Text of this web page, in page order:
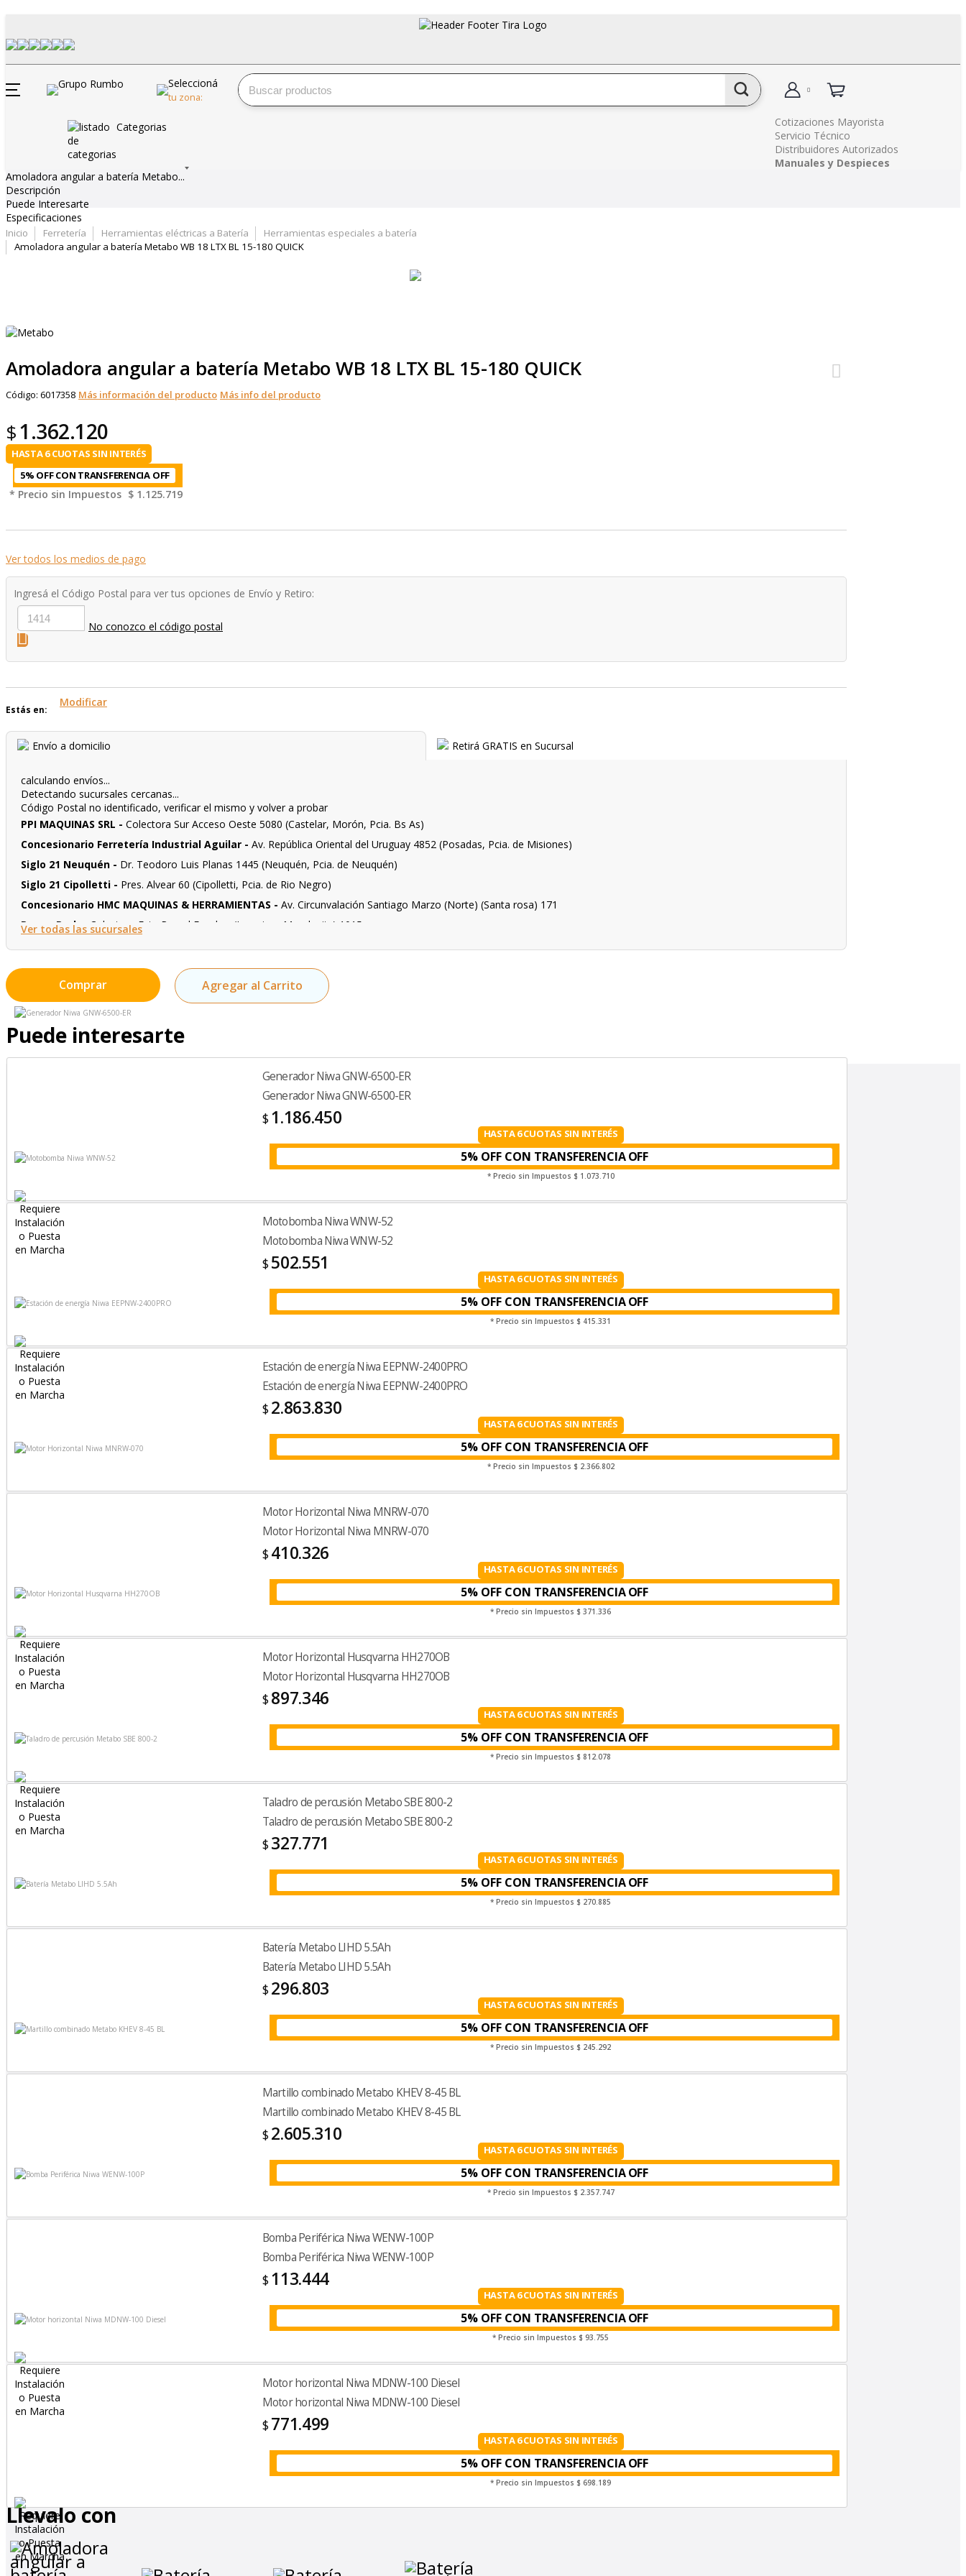
Seleccioná
tu zona:
Categorias
Cotizaciones Mayorista
Servicio Técnico
Distribuidores Autorizados
Manuales y Despieces
Amoladora angular a batería Metabo...
Descripción
Puede Interesarte
Especificaciones
Inicio Ferretería Herramientas eléctricas a Batería
Herramientas especiales a batería
Amoladora angular a batería Metabo WB 18 LTX BL 15-180 QUICK
Amoladora angular a batería Metabo WB 18 LTX BL 15-180 QUICK
Código: 6017358 Más información del producto Más info del producto
$1.362.120
HASTA 6 CUOTAS SIN INTERÉS
5% OFF CON TRANSFERENCIA
* Precio sin Impuestos $ 1.125.719
Ver todos los medios de pago
Ingresá el Código Postal para ver tus opciones de Envío y Retiro:
No conozco el código postal
Estás en:
Modificar
Envío a domicilio Retirá GRATIS en Sucursal
calculando envíos...
Detectando sucursales cercanas...
Código Postal no identificado, verificar el mismo y volver a probar
PPI MAQUINAS SRL - Colectora Sur Acceso Oeste 5080 (Castelar, Morón, Pcia. Bs As)
Concesionario Ferretería Industrial Aguilar - Av. República Oriental del Uruguay 4852 (Posadas, Pcia. de Misiones)
Siglo 21 Neuquén - Dr. Teodoro Luis Planas 1445 (Neuquén, Pcia. de Neuquén)
Siglo 21 Cipolletti - Pres. Alvear 60 (Cipolletti, Pcia. de Rio Negro)
Concesionario HMC MAQUINAS & HERRAMIENTAS - Av. Circunvalación Santiago Marzo (Norte) (Santa rosa) 171
Power Park - Colectora Este Ramal Escobar (Ingeniero Maschwitz) 1015
Ver todas las sucursales
Comprar Agregar al Carrito
Puede interesarte
Generador Niwa GNW-6500-ER
Generador Niwa GNW-6500-ER
$ 1.186.450
HASTA 6 CUOTAS SIN INTERÉS
5% OFF CON TRANSFERENCIA
* Precio sin Impuestos $ 1.073.710
Motobomba Niwa WNW-52
Motobomba Niwa WNW-52
$ 502.551
HASTA 6 CUOTAS SIN INTERÉS
5% OFF CON TRANSFERENCIA
* Precio sin Impuestos $ 415.331
Estación de energía Niwa EEPNW-2400PRO
Estación de energía Niwa EEPNW-2400PRO
$ 2.863.830
HASTA 6 CUOTAS SIN INTERÉS
5% OFF CON TRANSFERENCIA
* Precio sin Impuestos $ 2.366.802
Motor Horizontal Niwa MNRW-070
Motor Horizontal Niwa MNRW-070
$ 410.326
HASTA 6 CUOTAS SIN INTERÉS
5% OFF CON TRANSFERENCIA
* Precio sin Impuestos $ 371.336
Motor Horizontal Husqvarna HH270OB
Motor Horizontal Husqvarna HH270OB
$ 897.346
HASTA 6 CUOTAS SIN INTERÉS
5% OFF CON TRANSFERENCIA
* Precio sin Impuestos $ 812.078
Taladro de percusión Metabo SBE 800-2
Taladro de percusión Metabo SBE 800-2
$ 327.771
HASTA 6 CUOTAS SIN INTERÉS
5% OFF CON TRANSFERENCIA
* Precio sin Impuestos $ 270.885
Batería Metabo LIHD 5.5Ah
Batería Metabo LIHD 5.5Ah
$ 296.803
HASTA 6 CUOTAS SIN INTERÉS
5% OFF CON TRANSFERENCIA
* Precio sin Impuestos $ 245.292
Martillo combinado Metabo KHEV 8-45 BL
Martillo combinado Metabo KHEV 8-45 BL
$ 2.605.310
HASTA 6 CUOTAS SIN INTERÉS
5% OFF CON TRANSFERENCIA
* Precio sin Impuestos $ 2.357.747
Bomba Periférica Niwa WENW-100P
Bomba Periférica Niwa WENW-100P
$ 113.444
HASTA 6 CUOTAS SIN INTERÉS
5% OFF CON TRANSFERENCIA
* Precio sin Impuestos $ 93.755
Motor horizontal Niwa MDNW-100 Diesel
Motor horizontal Niwa MDNW-100 Diesel
$ 771.499
HASTA 6 CUOTAS SIN INTERÉS
5% OFF CON TRANSFERENCIA
* Precio sin Impuestos $ 698.189
Llevalo con